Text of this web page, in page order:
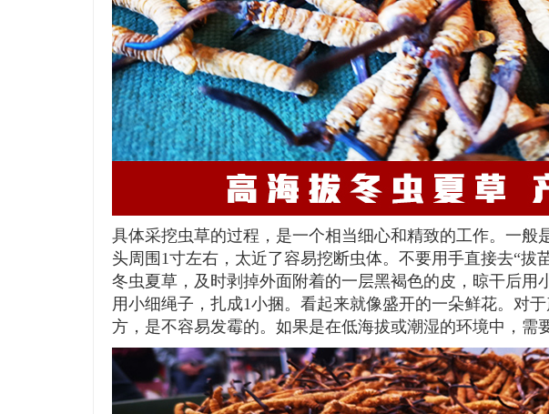
具体采挖虫草的过程，是一个相当细心和精致的工作。一般
头周围1寸左右，太近了容易挖断虫体。不要用手直接去“拔
冬虫夏草，及时剥掉外面附着的一层黑褐色的皮，晾干后用
用小细绳子，扎成1小捆。看起来就像盛开的一朵鲜花。对
方，是不容易发霉的。如果是在低海拔或潮湿的环境中，需